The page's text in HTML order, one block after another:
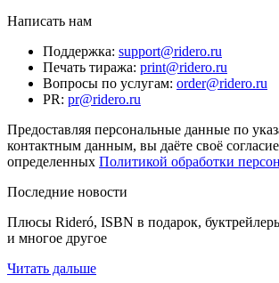
Написать нам
Поддержка: support@ridero.ru
Печать тиража: print@ridero.ru
Вопросы по услугам: order@ridero.ru
PR: pr@ridero.ru
Предоставляя персональные данные по
контактным данным, вы даёте своё
определенных Политикой обработки
Последние новости
Плюсы Rideró, ISBN в подарок,
и многое другое
Читать дальше